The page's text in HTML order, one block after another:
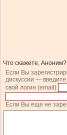
Что скажете, Аноним?
Если Вы
дискуссии — введите
свой логин (email)
Если Вы еще не